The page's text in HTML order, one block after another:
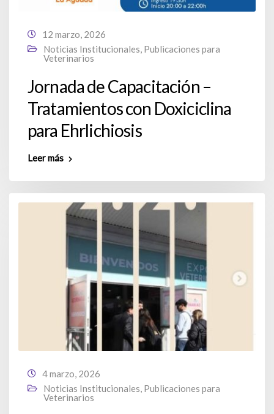
12 marzo, 2026
Noticias Institucionales, Publicaciones para
Veterinarios
Jornada de Capacitación –
Tratamientos con Doxiciclina
para Ehrlichiosis
Leer más
4 marzo, 2026
Noticias Institucionales Publicaciones para
Veterinarios